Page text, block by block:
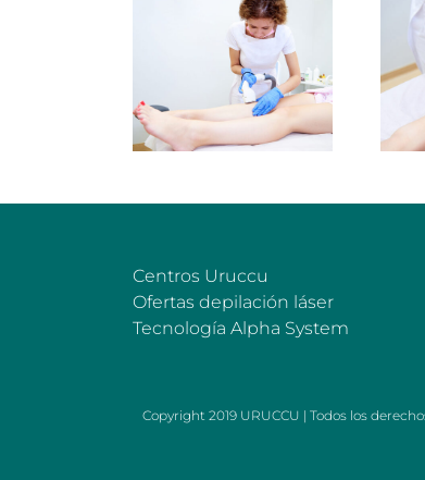
Centros Uruccu
Ofertas depilación láser
Tecnología Alpha System
Copyright 2019 URUCCU | Todos los